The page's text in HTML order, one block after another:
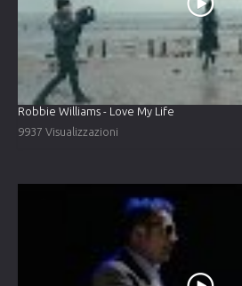
Robbie Williams - Love My Life
9937 Visualizzazioni